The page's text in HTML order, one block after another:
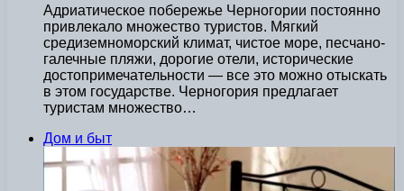
Адриатическое побережье Черногории постоянно
привлекало множество туристов. Мягкий
средиземноморский климат, чистое море, песчано-
галечные пляжи, дорогие отели, исторические
достопримечательности — все это можно отыскать
в этом государстве. Черногория предлагает
туристам множество…
Дом и быт